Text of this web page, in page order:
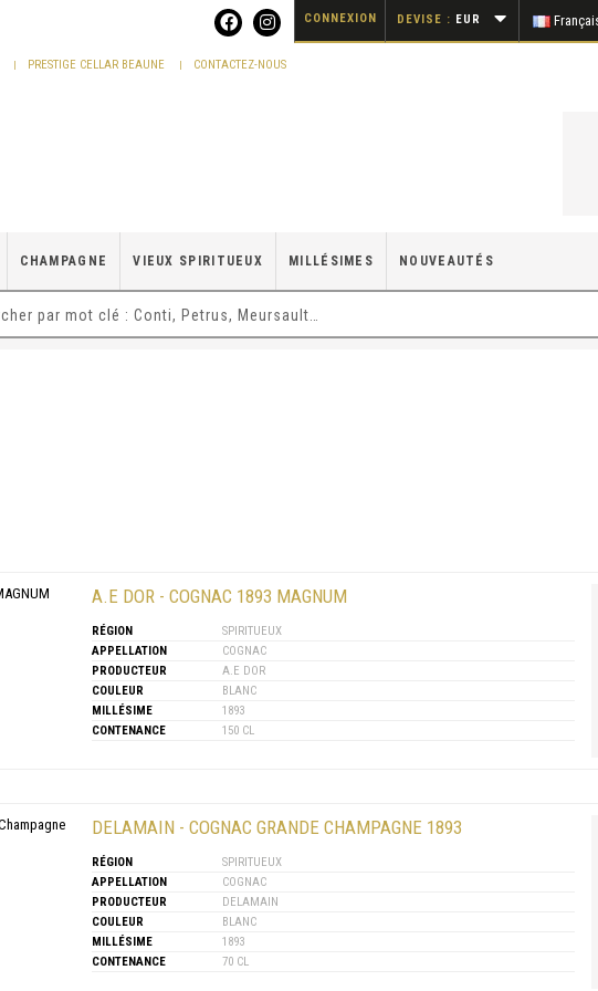
DEVISE : EUR
CONNEXION
PRESTIGE CELLAR BEAUNE CONTACTEZ-NOUS
CHAMPAGNE VIEUX SPIRITUEUX MILLÉSIMES NOUVEAUTÉS
A.E DOR - COGNAC 1893 MAGNUM
RÉGION
SPIRITUEUX
APPELLATION
COGNAC
PRODUCTEUR
A.E DOR
COULEUR
BLANC
MILLÉSIME
1893
CONTENANCE
150 CL
DELAMAIN - COGNAC GRANDE CHAMPAGNE 1893
RÉGION
SPIRITUEUX
APPELLATION
COGNAC
PRODUCTEUR
DELAMAIN
COULEUR
BLANC
MILLÉSIME
1893
CONTENANCE
70 CL